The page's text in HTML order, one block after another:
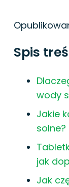
Spis
wody
Jakie
solne?
jak
Jak